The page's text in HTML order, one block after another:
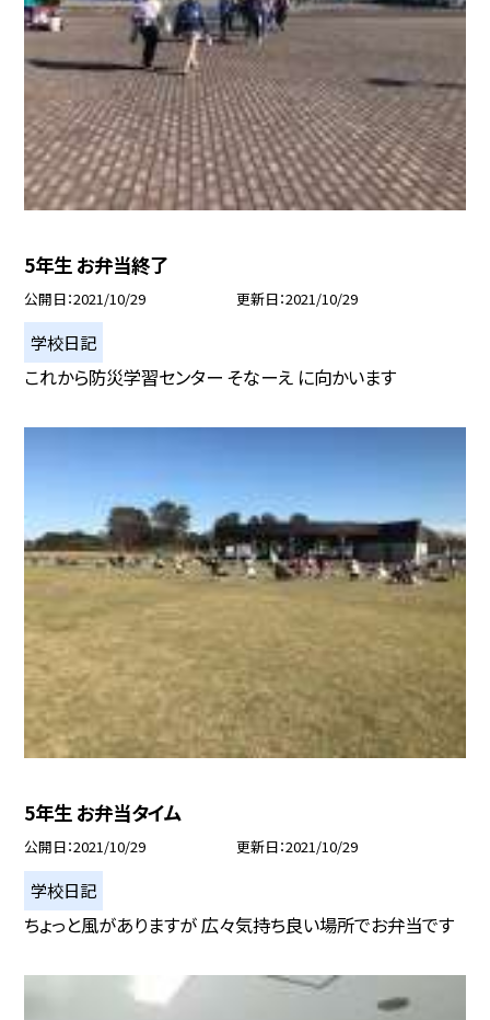
5年生 お弁当終了
公開日 2021/10/29 更新日 2021/10/29
学校日記
これから防災学習センター そなーえ に向かいます
5年生 お弁当タイム
公開日 2021/10/29 更新日 2021/10/29
学校日記
ちょっと風がありますが 広々気持ち良い場所でお弁当です